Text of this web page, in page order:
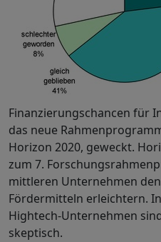
Finanzierungschancen für
das neue
Horizon 2020, geweckt.
zum 7.
mittleren Unternehmen
Fördermitteln erleichtern.
Hightech-Unternehmen
skeptisch.